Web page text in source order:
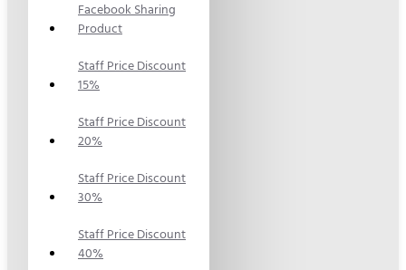
Facebook Sharing
Product
Staff Price Discount
15%
Staff Price Discount
20%
Staff Price Discount
30%
Staff Price Discount
40%